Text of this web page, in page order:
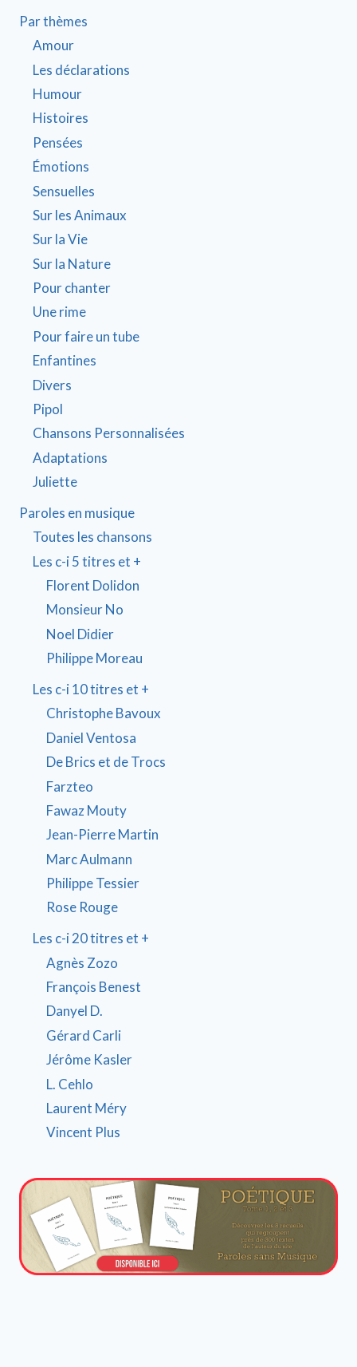
Par thèmes
Amour
Les déclarations
Humour
Histoires
Pensées
Émotions
Sensuelles
Sur les Animaux
Sur la Vie
Sur la Nature
Pour chanter
Une rime
Pour faire un tube
Enfantines
Divers
Pipol
Chansons Personnalisées
Adaptations
Juliette
Paroles en musique
Toutes les chansons
Les c-i 5 titres et +
Florent Dolidon
Monsieur No
Noel Didier
Philippe Moreau
Les c-i 10 titres et +
Christophe Bavoux
Daniel Ventosa
De Brics et de Trocs
Farzteo
Fawaz Mouty
Jean-Pierre Martin
Marc Aulmann
Philippe Tessier
Rose Rouge
Les c-i 20 titres et +
Agnès Zozo
François Benest
Danyel D.
Gérard Carli
Jérôme Kasler
L. Cehlo
Laurent Méry
Vincent Plus